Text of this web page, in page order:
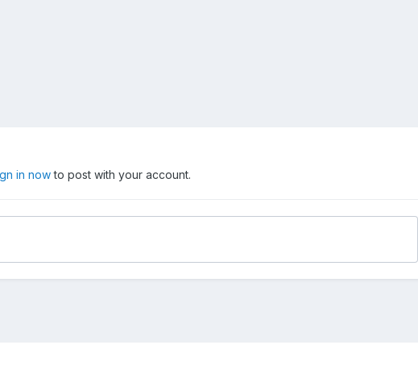
in nowto post with your account.